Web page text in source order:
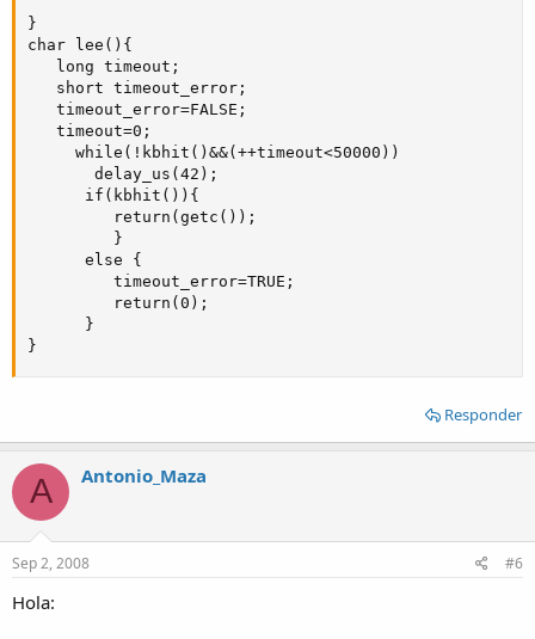
}
char lee(){
   long timeout;
   short timeout_error;
   timeout_error=FALSE;
   timeout=0;
     while(!kbhit()&&(++timeout<50000))
       delay_us(42);
      if(kbhit()){
         return(getc());
         }
      else {
         timeout_error=TRUE;
         return(0);
      }
}
Responder
A Antonio_Maza
Sep 2, 2008 #6
Hola: